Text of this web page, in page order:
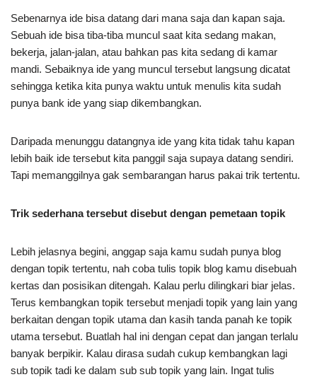
Sebenarnya ide bisa datang dari mana saja dan kapan saja.
Sebuah ide bisa tiba-tiba muncul saat kita sedang makan,
bekerja, jalan-jalan, atau bahkan pas kita sedang di kamar
mandi. Sebaiknya ide yang muncul tersebut langsung dicatat
sehingga ketika kita punya waktu untuk menulis kita sudah
punya bank ide yang siap dikembangkan.
Daripada menunggu datangnya ide yang kita tidak tahu kapan
lebih baik ide tersebut kita panggil saja supaya datang sendiri.
Tapi memanggilnya gak sembarangan harus pakai trik tertentu.
Trik sederhana tersebut disebut dengan pemetaan topik
Lebih jelasnya begini, anggap saja kamu sudah punya blog
dengan topik tertentu, nah coba tulis topik blog kamu disebuah
kertas dan posisikan ditengah. Kalau perlu dilingkari biar jelas.
Terus kembangkan topik tersebut menjadi topik yang lain yang
berkaitan dengan topik utama dan kasih tanda panah ke topik
utama tersebut. Buatlah hal ini dengan cepat dan jangan terlalu
banyak berpikir. Kalau dirasa sudah cukup kembangkan lagi
sub topik tadi ke dalam sub sub topik yang lain. Ingat tulis